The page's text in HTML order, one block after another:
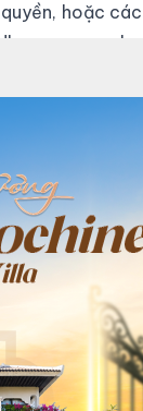
hoặc các
cho
luật, cần phải
có kế hoạch
như vậy, Sàn
thông tin này
cung cấp trên
hoặc cho
cung cấp.